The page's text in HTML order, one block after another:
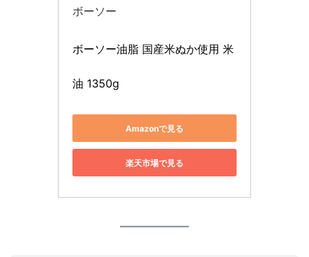
ボーソー
ボーソー油脂 国産米ぬか使用 米
油 1350g
Amazonで見る
楽天市場で見る